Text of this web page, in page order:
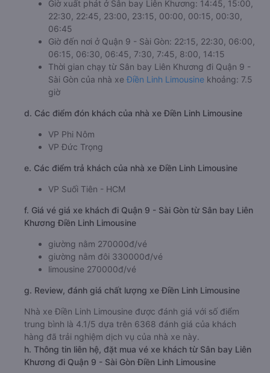
c. Lộ trình, giờ khởi hành và giờ kết thúc của xe khách
Điền Linh Limousine
Giờ xuất phát ở Sân bay Liên Khương: 14:45, 15:00,
22:30, 22:45, 23:00, 23:15, 00:00, 00:15, 00:30,
06:45
Giờ đến nơi ở Quận 9 - Sài Gòn: 22:15, 22:30, 06:00,
06:15, 06:30, 06:45, 7:30, 7:45, 8:00, 14:15
Thời gian chạy từ Sân bay Liên Khương đi Quận 9 -
giờ
VP Đức Trọng
e. Các điểm trả khách của nhà xe Điền Linh Limousine
f. Giá vé giá xe khách đi Quận 9 - Sài Gòn từ Sân bay Liên
Khương Điền Linh Limousine
giường nằm 270000đ/vé
limousine 270000đ/vé
g. Review, đánh giá chất lượng xe Điền Linh Limousine
Nhà xe Điền Linh Limousine được đánh giá với số điểm
trung bình là 4.1/5 dựa trên 6368 đánh giá của khách